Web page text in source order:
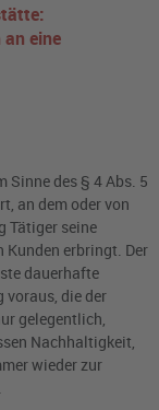
eine
Sinne des § 4 Abs. 5
an dem oder von
Tätiger seine
Kunden erbringt. Der
dauerhafte
die der
gelegentlich,
Nachhaltigkeit,
wieder zur